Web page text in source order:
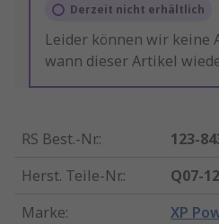
Derzeit nicht erhältlich
Leider können wir keine
wann dieser Artikel
RS Best.-Nr.:
123-
Herst. Teile-Nr.:
Q07-12
Marke: XP